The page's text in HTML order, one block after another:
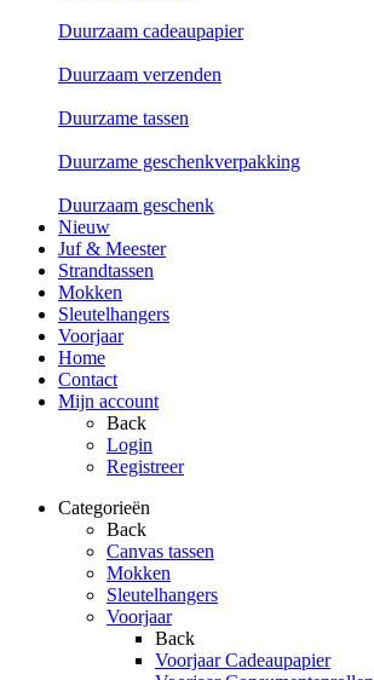
Duurzaam cadeaupapier
Duurzaam verzenden
Duurzame tassen
Duurzame geschenkverpakking
Duurzaam geschenk
Nieuw
Juf & Meester
Strandtassen
Mokken
Sleutelhangers
Voorjaar
Home
Contact
Mijn account
Back
Login
Registreer
Categorieën
Back
Canvas tassen
Mokken
Sleutelhangers
Voorjaar
Back
Voorjaar Cadeaupapier